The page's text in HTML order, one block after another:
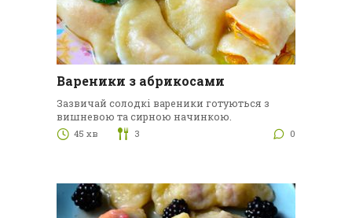
Вареники з абрикосами
Зазвичай солодкі вареники готуються з
вишневою та сирною начинкою.
45 хв 3 0